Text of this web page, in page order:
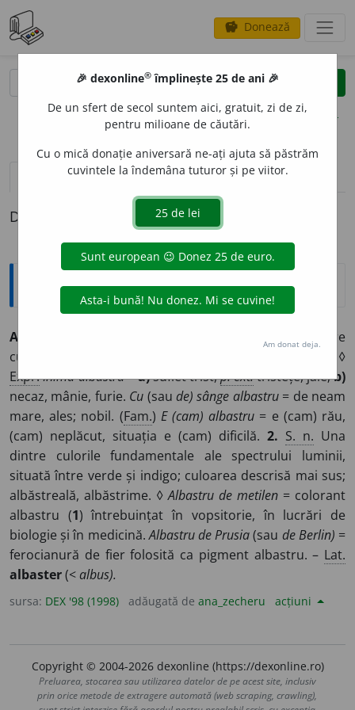
savings Donează
clear
opțiuni
definiții (1) pronunțievolume_up (50)
Definiția cu ID-ul 1556:
Explicative DEX
ALB
Care are
culoarea cerului senin. ♦
Melancolic, trist, sumbru. ◊
Expr.Inimă-albastră=a)suflet trist,p. ext.tristețe, jale;b)
necaz, mânie, furie. Cu (saude) sânge albastru= de neam
mare, ales; nobil. (Fam.) E (cam) albastru = e (cam) rău,
(cam) neplăcut, situația e (cam) dificilă. 2. S. n. Una
dintre culorile fundamentale ale spectrului luminii,
situată între verde și indigo; culoarea descrisă mai sus;
albăstreală, albăstrime. ◊Albastru de metilen = colorant
albastru (1) întrebuințat în vopsitorie, în lucrări de
biologie și în medicină.Albastru de Prusia(sau de Berlin) =
ferocianură de fier folosită ca pigment albastru. – Lat.
albaster(<albus).
sursa: DEX '98 (1998) adăugată de ana_zecheru acțiuni
Copyright © 2004-2026 dexonline (https://dexonline.ro)
Preluarea, stocarea sau utilizarea datelor de pe acest site, inclusiv
prin orice metode de extragere automată (web scraping, crawling),
🎉 dexonline® împlinește 25 de ani 🎉
De un sfert de secol suntem aici, gratuit, zi de zi,
pentru milioane de căutări.
Cu o mică donație aniversară ne-ați ajuta să păstrăm
cuvintele la îndemâna tuturor și pe viitor.
Am donat deja.